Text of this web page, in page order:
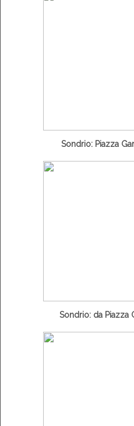
Sondrio: Piazza
Sondrio: da Piazza